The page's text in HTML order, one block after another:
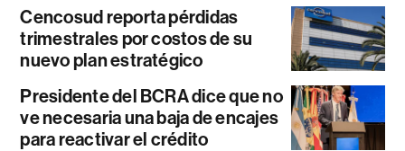
Cencosud reporta pérdidas
trimestrales por costos de su
nuevo plan estratégico
Presidente del BCRA dice que no
ve necesaria una baja de encajes
para reactivar el crédito